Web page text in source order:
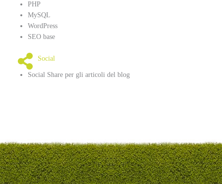
PHP
MySQL
WordPress
SEO base
Social
Social Share per gli articoli del blog